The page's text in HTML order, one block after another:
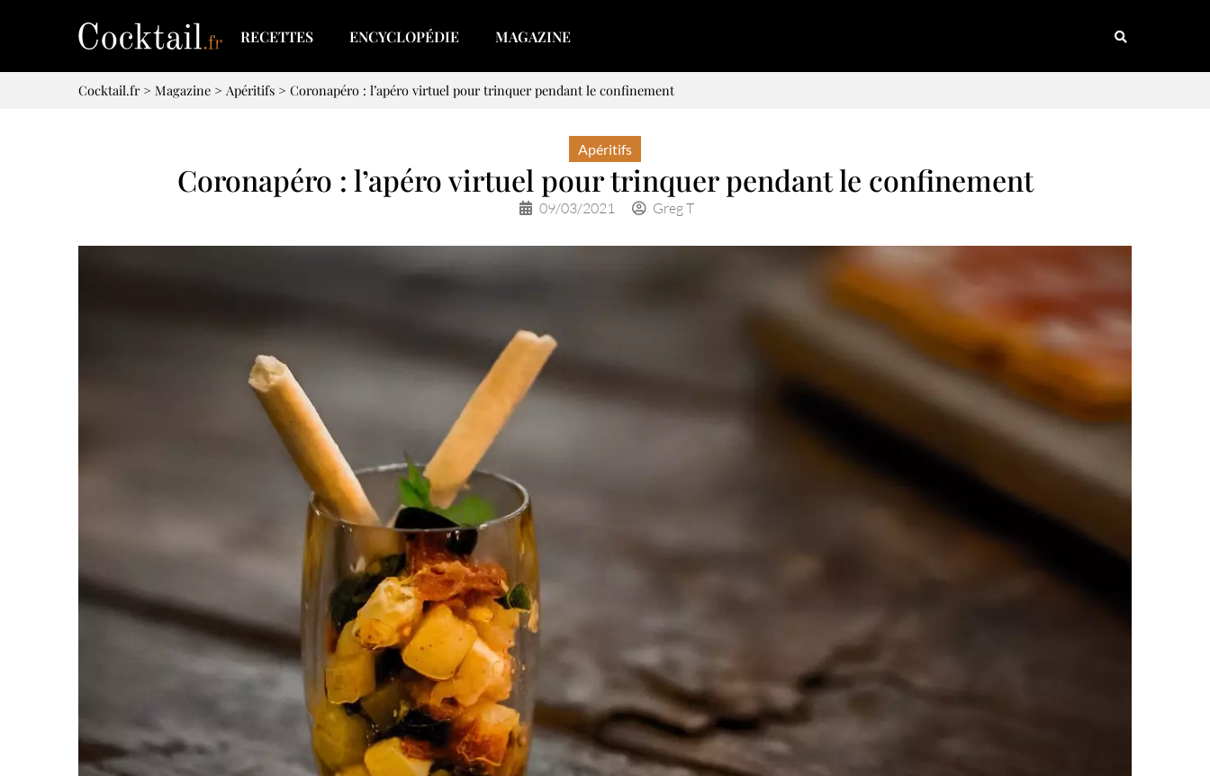
RECETTES ENCYCLOPÉDIE MAGAZINE
Cocktail.fr> Magazine > Apéritifs > Coronapéro : l’apéro virtuel pour trinquer pendant le confinement
Apéritifs
Coronapéro : l’apéro virtuel pour trinquer pendant le confinement
09/03/2021 Greg T